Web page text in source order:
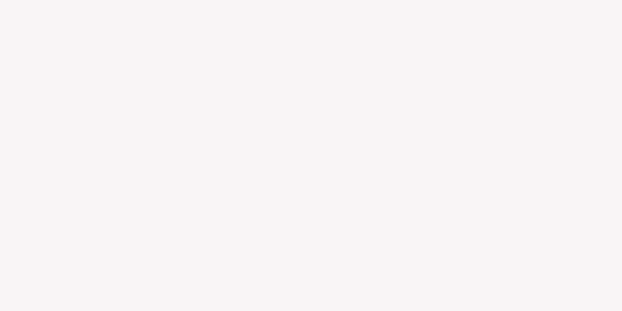
aan te passen en te beheren, en zorgt ervoor dat aan de regelgeving wordt voldaan. Pas uw voorkeuren aan om te